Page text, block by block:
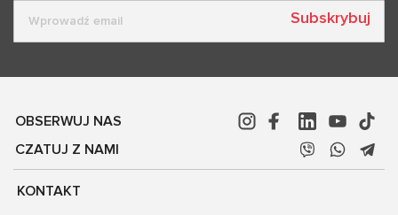
Subskrybuj
OBSERWUJ NAS
CZATUJ Z NAMI
KONTAKT